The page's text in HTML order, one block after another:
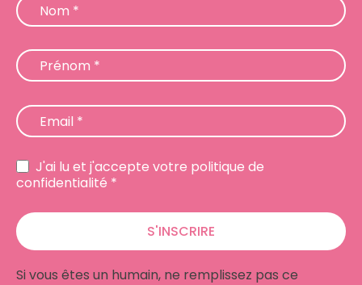
Nom *
Prénom *
Email *
J'ai lu et j'accepte votre politique de
confidentialité *
S'INSCRIRE
Si vous êtes un humain, ne remplissez pas ce